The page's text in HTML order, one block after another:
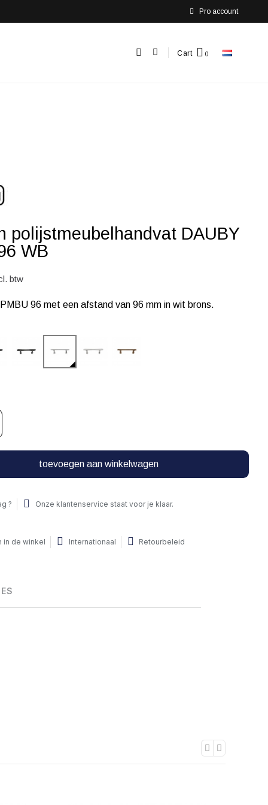
Pro account
Cart
polijstmeubelhandvat DAUBY
WB
btw
96 met een afstand van 96 mm in wit brons.
toevoegen aan winkelwagen
? Onze klantenservice staat voor je klaar.
in de winkel Internationaal Retourbeleid